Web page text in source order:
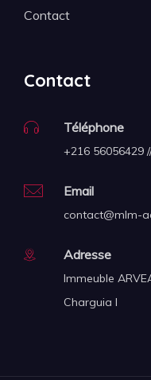
Contact
Contact
Téléphone
+216 56056429
Email
contact@mlm-
Adresse
Immeuble
Charguia I